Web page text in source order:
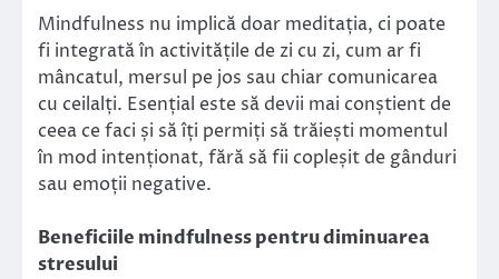
Mindfulness nu implică doar meditația, ci poate
fi integrată în activitățile de zi cu zi, cum ar fi
mâncatul, mersul pe jos sau chiar comunicarea
cu ceilalți. Esențial este să devii mai conștient de
ceea ce faci și să îți permiți să trăiești momentul
în mod intenționat, fără să fii copleșit de gânduri
sau emoții negative.
Beneficiile mindfulness pentru diminuarea
stresului